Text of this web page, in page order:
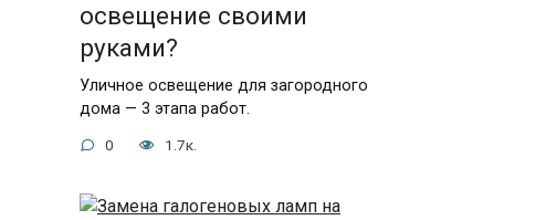
освещение своими
руками?
Уличное освещение для загородного
дома — 3 этапа работ.
0 1.7к.